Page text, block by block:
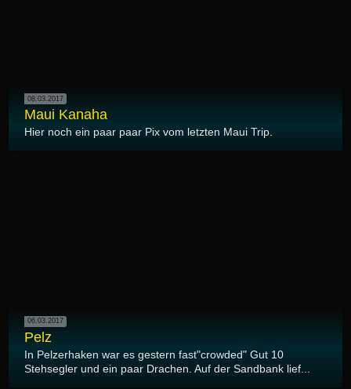
08.03.2017
Maui Kanaha
Hier noch ein paar paar Pix vom letzten Maui Trip.
06.03.2017
Pelz
In Pelzerhaken war es gestern fast"crowded" Gut 10
Stehsegler und ein paar Drachen. Auf der Sandbank lief...